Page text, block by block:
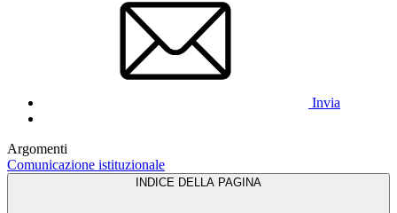
Invia
Argomenti
Comunicazione istituzionale
INDICE DELLA PAGINA